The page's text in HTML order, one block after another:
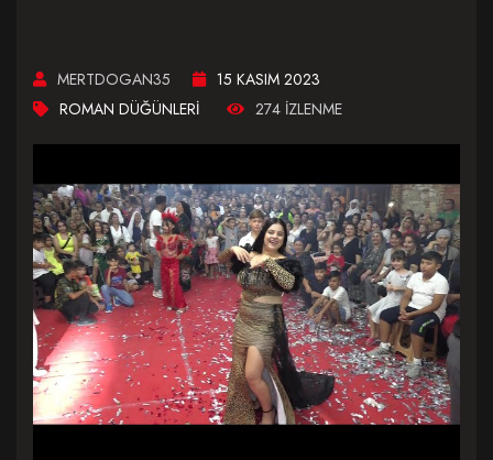
MERTDOGAN35
15 KASIM 2023
ROMAN DÜĞÜNLERI
274 IZLENME